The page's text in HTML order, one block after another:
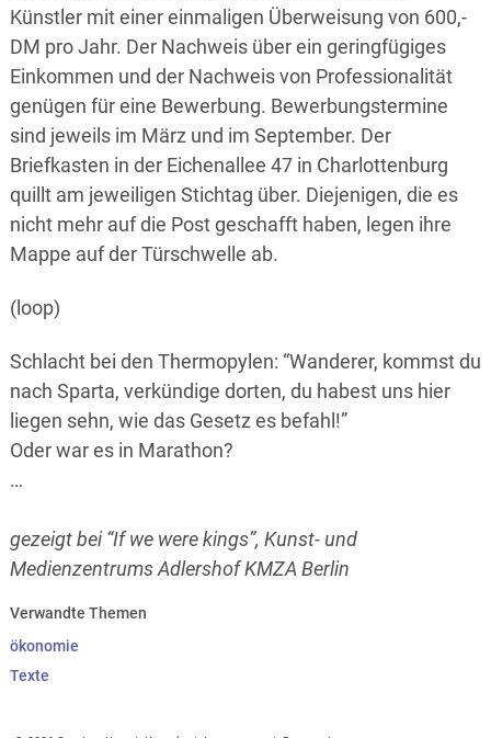
Künstler mit einer einmaligen Überweisung von 600,-
DM pro Jahr. Der Nachweis über ein geringfügiges
Einkommen und der Nachweis von Professionalität
genügen für eine Bewerbung. Bewerbungstermine
sind jeweils im März und im September. Der
Briefkasten in der Eichenallee 47 in Charlottenburg
quillt am jeweiligen Stichtag über. Diejenigen, die es
nicht mehr auf die Post geschafft haben, legen ihre
Mappe auf der Türschwelle ab.
(loop)
Schlacht bei den Thermopylen: “Wanderer, kommst du
nach Sparta, verkündige dorten, du habest uns hier
liegen sehn, wie das Gesetz es befahl!”
Oder war es in Marathon?
…
gezeigt bei “If we were kings”, Kunst- und
Medienzentrums Adlershof KMZA Berlin
Verwandte Themen
ökonomie
Texte